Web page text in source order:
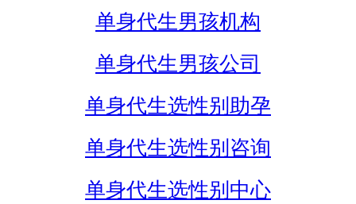
单身代生男孩机构
单身代生男孩公司
单身代生选性别助孕
单身代生选性别咨询
单身代生选性别中心